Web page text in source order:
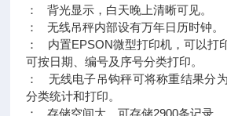
： 背光显示，白天晚上清晰可见。
： 无线吊秤内部设有万年日历时钟。
： 内置EPSON微型打印机，可以打
可按日期、编号及序号分类打印。
： 无线电子吊钩秤可将称重结果分
分类统计和打印。
： 存储空间大，可存储2900条记录。